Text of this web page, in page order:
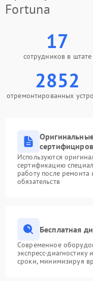
Fortuna
17
сотрудников в штате
2852
отремонтированных
Используются
сертификацию
работу после
обязательств
Бесплатная
Современное
экспресс-
сроки, минимизируя